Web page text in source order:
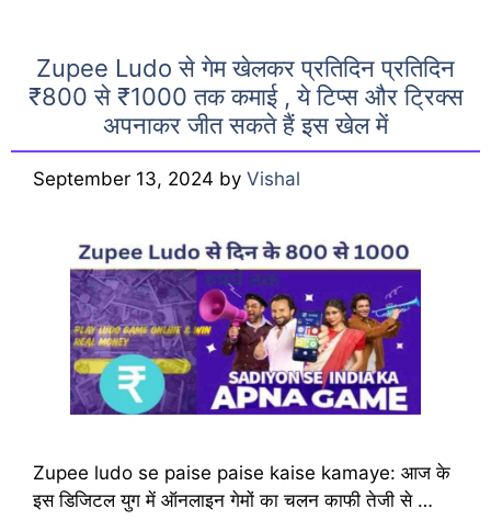
Zupee Ludo से गेम खेलकर प्रतिदिन प्रतिदिन
₹800 से ₹1000 तक कमाई , ये टिप्स और ट्रिक्स
अपनाकर जीत सकते हैं इस खेल में
September 13, 2024 by Vishal
Zupee ludo se paise paise kaise kamaye: आज के
इस डिजिटल युग में ऑनलाइन गेमों का चलन काफी तेजी से …